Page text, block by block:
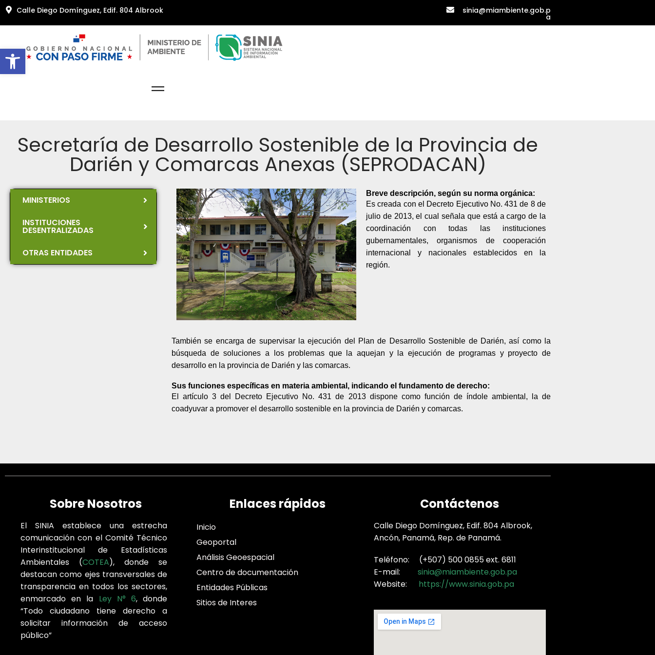
Abrir barra de herramientas
Calle Diego Domínguez, Edif. 804 Albrook sinia@miambiente.gob.p
a
Secretaría de Desarrollo Sostenible de la Provincia de
Darién y Comarcas Anexas (SEPRODACAN)
MINISTERIOS
INSTITUCIONES
DESENTRALIZADAS
OTRAS ENTIDADES
Breve descripción, según su norma orgánica:
Es creada con el Decreto Ejecutivo No. 431 de 8 de
julio de 2013, el cual señala que está a cargo de la
coordinación con todas las instituciones
gubernamentales, organismos de cooperación
internacional y nacionales establecidos en la
región.
También se encarga de supervisar la ejecución del Plan de Desarrollo Sostenible de Darién, así como la
búsqueda de soluciones a los problemas que la aquejan y la ejecución de programas y proyecto de
desarrollo en la provincia de Darién y las comarcas.
Sus funciones específicas en materia ambiental, indicando el fundamento de derecho:
El artículo 3 del Decreto Ejecutivo No. 431 de 2013 dispone como función de índole ambiental, la de
coadyuvar a promover el desarrollo sostenible en la provincia de Darién y comarcas.
Sobre Nosotros
El SINIA establece una estrecha
comunicación con el Comité Técnico
Interinstitucional de Estadísticas
Ambientales (COTEA), donde se
destacan como ejes transversales de
transparencia en todos los sectores,
enmarcado en la Ley N° 6, donde
“Todo ciudadano tiene derecho a
solicitar información de acceso
público”
Enlaces rápidos
Inicio
Geoportal
Análisis Geoespacial
Centro de documentación
Entidades Públicas
Sitios de Interes
Contáctenos
Calle Diego Domínguez, Edif. 804 Albrook,
Ancón, Panamá, Rep. de Panamá.
Teléfono: (+507) 500 0855 ext. 6811
E-mail: sinia@miambiente.gob.pa
Website: https://www.sinia.gob.pa